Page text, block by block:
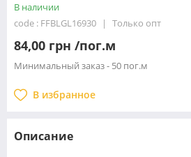
В наличии
code : FFBLGL16930
Только опт
84,00 грн /пог.м
Минимальный заказ - 50 пог.м
В избранное
Описание